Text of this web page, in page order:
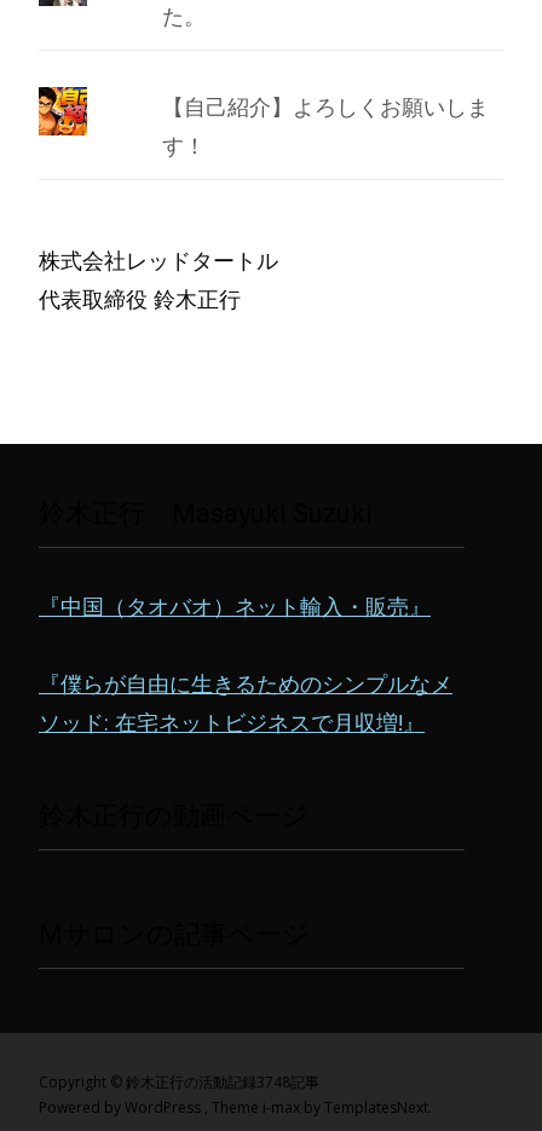
た。
【自己紹介】よろしくお願いしま
す！
株式会社レッドタートル
代表取締役 鈴木正行
『中国（タオバオ）ネット輸入・販売』
『僕らが自由に生きるためのシンプルなメ
ソッド: 在宅ネットビジネスで月収増!』
Copyright © 鈴木正行の活動記録3748記事
Powered by WordPress , Theme i-max by TemplatesNext.